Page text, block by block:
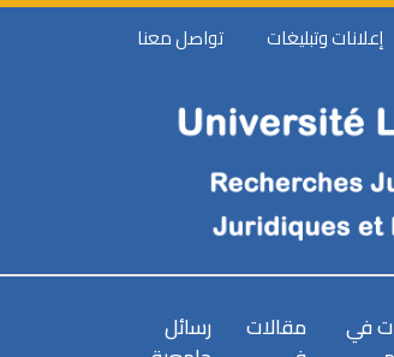
إعلانات وتبليغات تواصل معنا
في مقالات رسائل